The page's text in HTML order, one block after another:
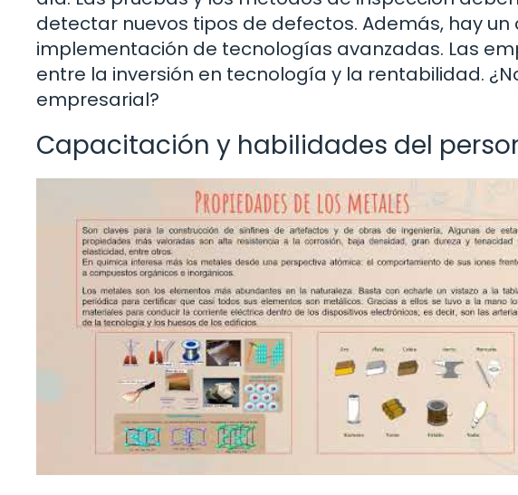
detectar nuevos tipos de defectos. Además, hay
implementación de tecnologías avanzadas. Las
entre la inversión en tecnología y la rentabilidad.
empresarial?
Capacitación y habilidades del